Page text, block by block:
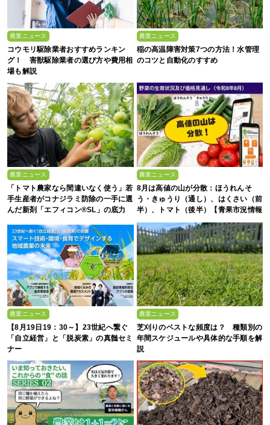
農業ニュース
コウモリ駆除業者おすすめランキン
グ！ 害獣駆除業者の選び方や費用相
場も解説
農業ニュース
稲の高温障害対策7つの方法！水管理
のコツと自動化のすすめ
農業ニュース
「トマト農家なら間違いなく使う」若
手生産者がコナジラミ防除の一手に選
んだ新剤「エフィコン®SL」の底力
農業ニュース
8月は高値の山が分散：ほうれんそ
う・きゅうり（通し）、はくさい（前
半）、トマト（後半）【青果市況情報
アプリ「YAOYASAN」】
農業ニュース
【8月19日19：30～】23世紀へ繋ぐ
「自立経営」と「脱炭素」の真髄セミ
ナー
農業ニュース
芝刈りのベストな頻度は？ 種類別の
年間スケジュールや具体的な手順を解
説